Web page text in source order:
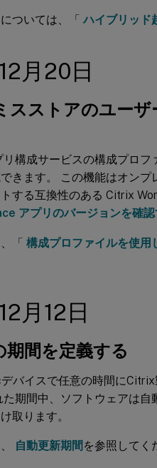
ついては、「ハイブリッド
月20日
スストアのユー
リ構成サービスの構成プロ
きます。 この機能はオン
する互換性のある Citrix
アプリのバージョンを確認
「 構成プロファイルを使用
月12日
期間を定義する
バイスで任意の時間に
た期間中、ソフトウェアは
取ります。
自動更新期間 を参照してく